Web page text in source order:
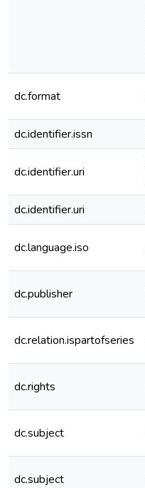
dc.format
dc.identifier.issn
dc.identifier.uri
dc.identifier.uri
dc.language.iso
dc.publisher
dc.relation.ispartofseries
dc.rights
dc.subject
dc.subject